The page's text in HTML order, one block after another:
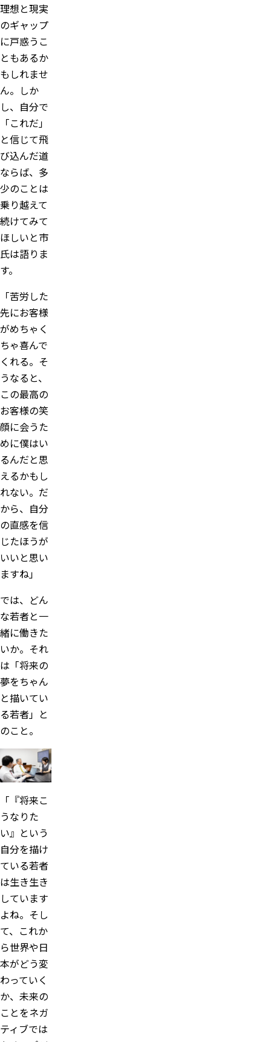
理想と現実
のギャップ
に戸惑うこ
ともあるか
もしれませ
ん。しか
し、自分で
「これだ」
と信じて飛
び込んだ道
ならば、多
少のことは
乗り越えて
続けてみて
ほしいと市
氏は語りま
す。
「苦労した
先にお客様
がめちゃく
ちゃ喜んで
くれる。そ
うなると、
この最高の
お客様の笑
顔に会うた
めに僕はい
るんだと思
えるかもし
れない。だ
から、自分
の直感を信
じたほうが
いいと思い
ますね」
では、どん
な若者と一
緒に働きた
いか。それ
は「将来の
夢をちゃん
と描いてい
る若者」と
のこと。
「『将来こ
うなりた
い』という
自分を描け
ている若者
は生き生き
しています
よね。そし
て、これか
ら世界や日
本がどう変
わっていく
か、未来の
ことをネガ
ティブでは